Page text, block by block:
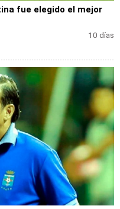
fue elegido el mejor
10 días